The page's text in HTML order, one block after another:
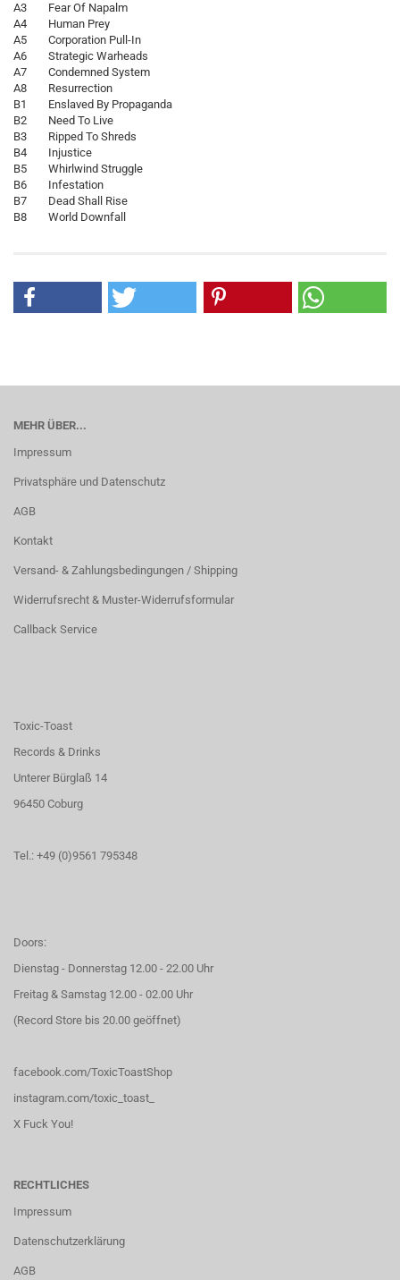
A3 Fear Of Napalm
A4 Human Prey
A5 Corporation Pull-In
A6 Strategic Warheads
A7 Condemned System
A8 Resurrection
B1 Enslaved By Propaganda
B2 Need To Live
B3 Ripped To Shreds
B4 Injustice
B5 Whirlwind Struggle
B6 Infestation
B7 Dead Shall Rise
B8 World Downfall
MEHR ÜBER...
Impressum
Privatsphäre und Datenschutz
AGB
Kontakt
Versand- & Zahlungsbedingungen / Shipping
Widerrufsrecht & Muster-Widerrufsformular
Callback Service
Toxic-Toast
Records & Drinks
Unterer Bürglaß 14
96450 Coburg
Tel.: +49 (0)9561 795348
Doors:
Dienstag - Donnerstag 12.00 - 22.00 Uhr
Freitag & Samstag 12.00 - 02.00 Uhr
(Record Store bis 20.00 geöffnet)
facebook.com/ToxicToastShop
instagram.com/toxic_toast_
X Fuck You!
RECHTLICHES
Impressum
Datenschutzerklärung
AGB